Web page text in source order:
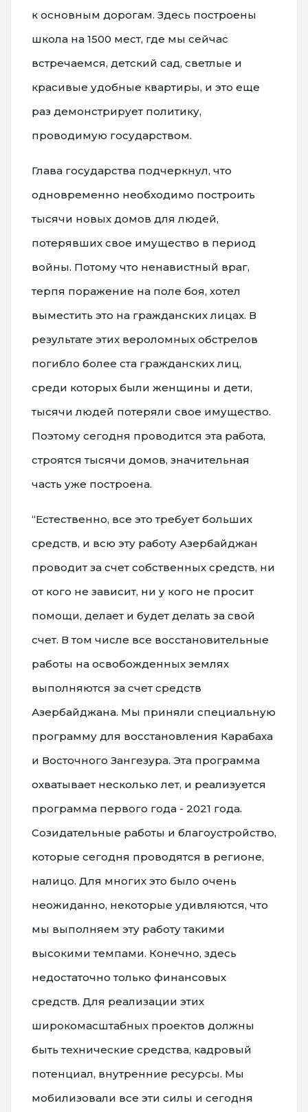
к основным дорогам. Здесь построены
школа на 1500 мест, где мы сейчас
встречаемся, детский сад, светлые и
красивые удобные квартиры, и это еще
раз демонстрирует политику,
проводимую государством.
Глава государства подчеркнул, что
одновременно необходимо построить
тысячи новых домов для людей,
потерявших свое имущество в период
войны. Потому что ненавистный враг,
терпя поражение на поле боя, хотел
выместить это на гражданских лицах. В
результате этих вероломных обстрелов
погибло более ста гражданских лиц,
среди которых были женщины и дети,
тысячи людей потеряли свое имущество.
Поэтому сегодня проводится эта работа,
строятся тысячи домов, значительная
часть уже построена.
“Естественно, все это требует больших
средств, и всю эту работу Азербайджан
проводит за счет собственных средств, ни
от кого не зависит, ни у кого не просит
помощи, делает и будет делать за свой
счет. В том числе все восстановительные
работы на освобожденных землях
выполняются за счет средств
Азербайджана. Мы приняли специальную
программу для восстановления Карабаха
и Восточного Зангезура. Эта программа
охватывает несколько лет, и реализуется
программа первого года - 2021 года.
Созидательные работы и благоустройство,
которые сегодня проводятся в регионе,
налицо. Для многих это было очень
неожиданно, некоторые удивляются, что
мы выполняем эту работу такими
высокими темпами. Конечно, здесь
недостаточно только финансовых
средств. Для реализации этих
широкомасштабных проектов должны
быть технические средства, кадровый
потенциал, внутренние ресурсы. Мы
мобилизовали все эти силы и сегодня